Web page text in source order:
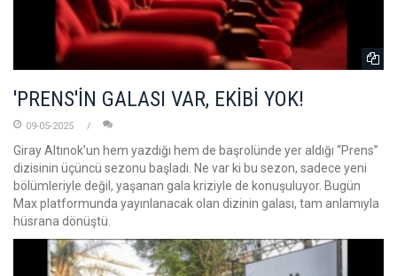
'PRENS'İN GALASI VAR, EKİBİ YOK!
09-05-2025
Giray Altınok’un hem yazdığı hem de başrolünde yer aldığı “Prens”
dizisinin üçüncü sezonu başladı. Ne var ki bu sezon, sadece yeni
bölümleriyle değil, yaşanan gala kriziyle de konuşuluyor. Bugün
Max platformunda yayınlanacak olan dizinin galası, tam anlamıyla
hüsrana dönüştü.